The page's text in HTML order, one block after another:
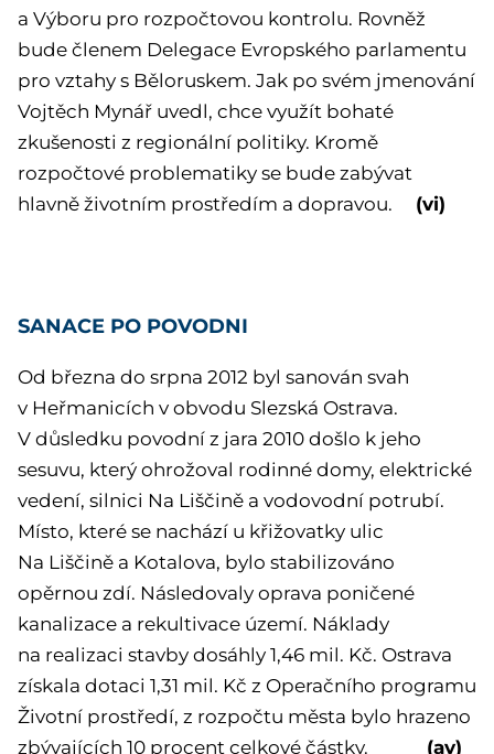
a Výboru pro rozpočtovou kontrolu. Rovněž
bude členem Delegace Evropského parlamentu
pro vztahy s Běloruskem. Jak po svém jmenování
Vojtěch Mynář uvedl, chce využít bohaté
zkušenosti z regionální politiky. Kromě
rozpočtové problematiky se bude zabývat
hlavně životním prostředím a dopravou.
(vi)
SANACE PO POVODNI
Od března do srpna 2012 byl sanován svah
v Heřmanicích v obvodu Slezská Ostrava.
V důsledku povodní z jara 2010 došlo k jeho
sesuvu, který ohrožoval rodinné domy, elektrické
vedení, silnici Na Liščině a vodovodní potrubí.
Místo, které se nachází u křižovatky ulic
Na Liščině a Kotalova, bylo stabilizováno
opěrnou zdí. Následovaly oprava poničené
kanalizace a rekultivace území. Náklady
na realizaci stavby dosáhly 1,46 mil. Kč. Ostrava
získala dotaci 1,31 mil. Kč z Operačního programu
Životní prostředí, z rozpočtu města bylo hrazeno
zbývajících 10 procent celkové částky.
(av)